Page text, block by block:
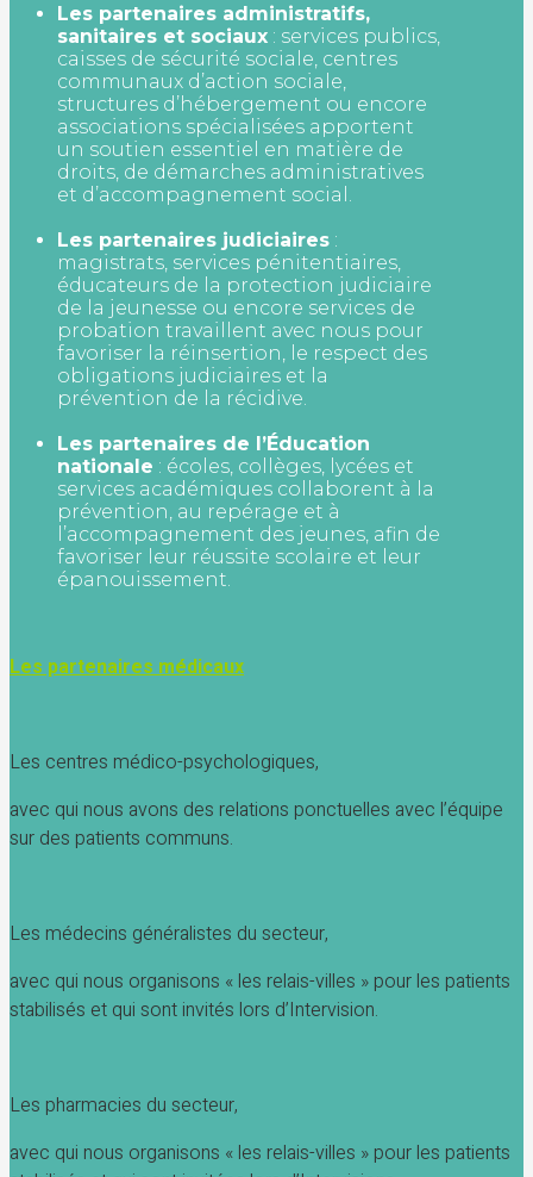
Les partenaires administratifs,
sanitaires et sociaux : services publics,
caisses de sécurité sociale, centres
communaux d’action sociale,
structures d’hébergement ou encore
associations spécialisées apportent
un soutien essentiel en matière de
droits, de démarches administratives
et d’accompagnement social.
Les partenaires judiciaires :
magistrats, services pénitentiaires,
éducateurs de la protection judiciaire
de la jeunesse ou encore services de
probation travaillent avec nous pour
favoriser la réinsertion, le respect des
obligations judiciaires et la
prévention de la récidive.
Les partenaires de l’Éducation
nationale : écoles, collèges, lycées et
services académiques collaborent à la
prévention, au repérage et à
l’accompagnement des jeunes, afin de
favoriser leur réussite scolaire et leur
épanouissement.
Les partenaires médicaux
Les centres médico-psychologiques,
avec qui nous avons des relations ponctuelles avec l’équipe
sur des patients communs.
Les médecins généralistes du secteur,
avec qui nous organisons « les relais-villes » pour les patients
stabilisés et qui sont invités lors d’Intervision.
Les pharmacies du secteur,
avec qui nous organisons « les relais-villes » pour les patients